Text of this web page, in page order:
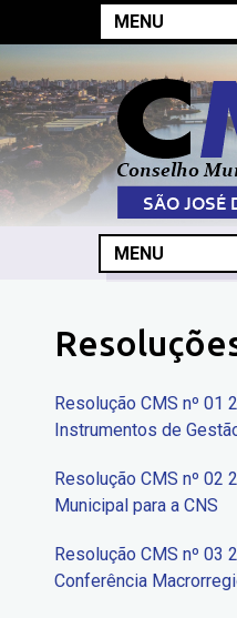
MENU
MENU
Resolução CMS nº 01
Instrumentos de
Resolução CMS nº 02
Municipal para a CNS
Resolução CMS nº 03
Conferência